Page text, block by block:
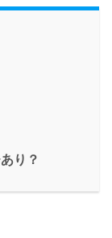
り？